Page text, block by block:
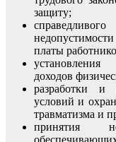
защиту;
платы
доходов
разработки
условий и
травматизма и
принятия